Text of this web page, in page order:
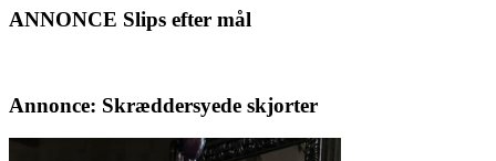
ANNONCE Slips efter mål
Annonce: Skræddersyede skjorter